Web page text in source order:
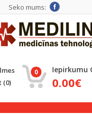
Seko mums:
(0)
0 Iepirkumu
0.00€